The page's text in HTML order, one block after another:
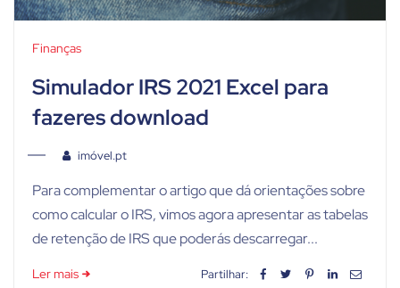
Finanças
Simulador IRS 2021 Excel para
fazeres download
imóvel.pt
Para complementar o artigo que dá orientações sobre
como calcular o IRS, vimos agora apresentar as tabelas
de retenção de IRS que poderás descarregar...
Ler mais Partilhar: